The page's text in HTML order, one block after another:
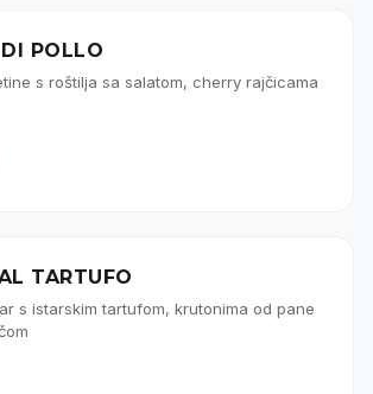
POLLO
s roštilja sa salatom, cherry rajčicama
TARTUFO
s istarskim tartufom, krutonima od pane